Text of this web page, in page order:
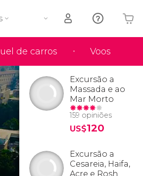
de carros Voos
O seu carrinho está vazio
Excursão a
Massada e ao
Mar Morto
159 opiniões
US$120
Excursão a
Cesareia, Haifa,
Acre e Rosh